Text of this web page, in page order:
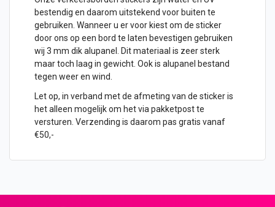
bestendig en daarom uitstekend voor buiten te
gebruiken. Wanneer u er voor kiest om de sticker
door ons op een bord te laten bevestigen gebruiken
wij 3 mm dik alupanel. Dit materiaal is zeer sterk
maar toch laag in gewicht. Ook is alupanel bestand
tegen weer en wind.
Let op, in verband met de afmeting van de sticker is
het alleen mogelijk om het via pakketpost te
versturen. Verzending is daarom pas gratis vanaf
€50,-